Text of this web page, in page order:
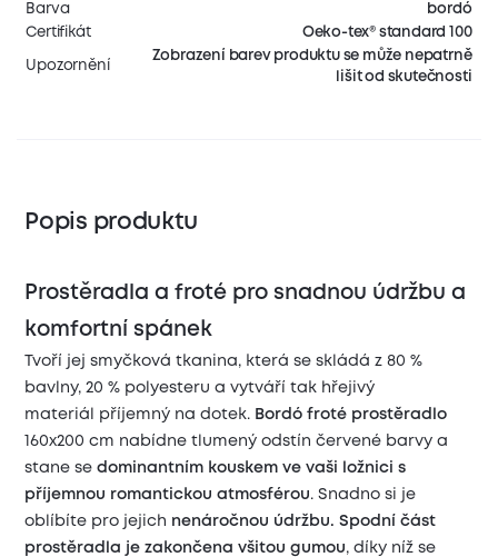
Barva
bordó
Certifikát
Oeko-tex® standard 100
Upozornění
Zobrazení barev produktu se může nepatrně
lišit od skutečnosti
Popis produktu
Prostěradla a froté pro snadnou údržbu a
komfortní spánek
Tvoří jej smyčková tkanina, která se skládá z 80 %
bavlny, 20 % polyesteru a vytváří tak hřejivý
materiál příjemný na dotek. Bordó froté prostěradlo
160x200 cm nabídne tlumený odstín červené barvy a
stane sedominantním kouskem ve vaši ložnici s
příjemnou romantickou atmosférou. Snadno si je
oblíbíte pro jejich nenáročnou údržbu. Spodní část
prostěradla je zakončena všitou gumou, díky níž se